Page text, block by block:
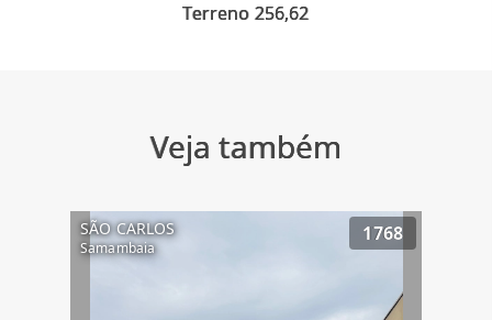
Terreno 256,62
Veja também
SÃO CARLOS
Samambaia
1768